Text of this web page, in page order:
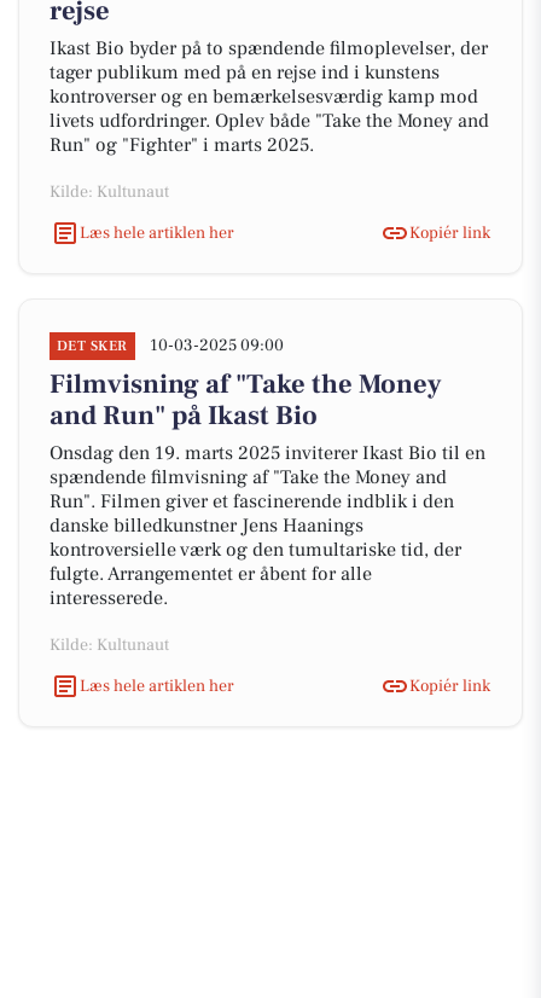
rejse
Ikast Bio byder på to spændende filmoplevelser, der
tager publikum med på en rejse ind i kunstens
kontroverser og en bemærkelsesværdig kamp mod
livets udfordringer. Oplev både "Take the Money and
Run" og "Fighter" i marts 2025.
Kilde: Kultunaut
Læs hele artiklen her
Kopiér link
DET SKER 10-03-2025 09:00
Filmvisning af "Take the Money
and Run" på Ikast Bio
Onsdag den 19. marts 2025 inviterer Ikast Bio til en
spændende filmvisning af "Take the Money and
Run". Filmen giver et fascinerende indblik i den
danske billedkunstner Jens Haanings
kontroversielle værk og den tumultariske tid, der
fulgte. Arrangementet er åbent for alle
interesserede.
Kilde: Kultunaut
Læs hele artiklen her
Kopiér link